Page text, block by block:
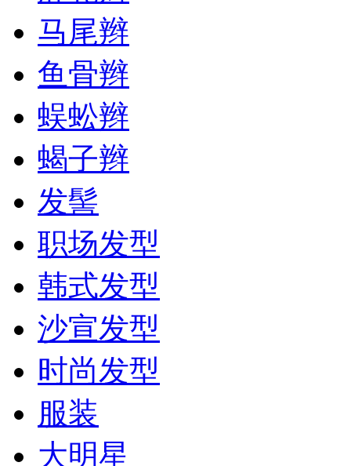
马尾辫
鱼骨辫
蜈蚣辫
蝎子辫
发髻
职场发型
韩式发型
沙宣发型
时尚发型
服装
大明星